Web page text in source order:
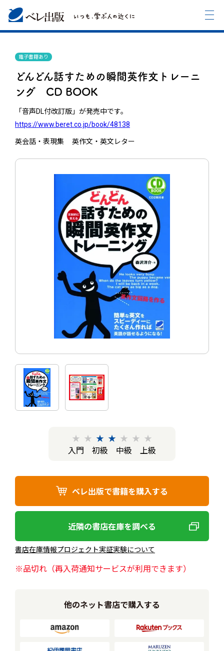
電子書籍あり
どんどん話すための瞬間英作文トレーニ
ング CD BOOK
「音声DL付改訂版」が発売中です。
https://www.beret.co.jp/book/48138
英会話・表現集 英作文・英文レター
★ ★ ★ ★ ★ ★ ★
入門
初級 中級 上級
ベレ出版で書籍を購入する
近隣の書店在庫を調べる
書店在庫情報プロジェクト実証実験について
※品切れ（再入荷通知サービスが利用できます）
他のネット書店で購入する